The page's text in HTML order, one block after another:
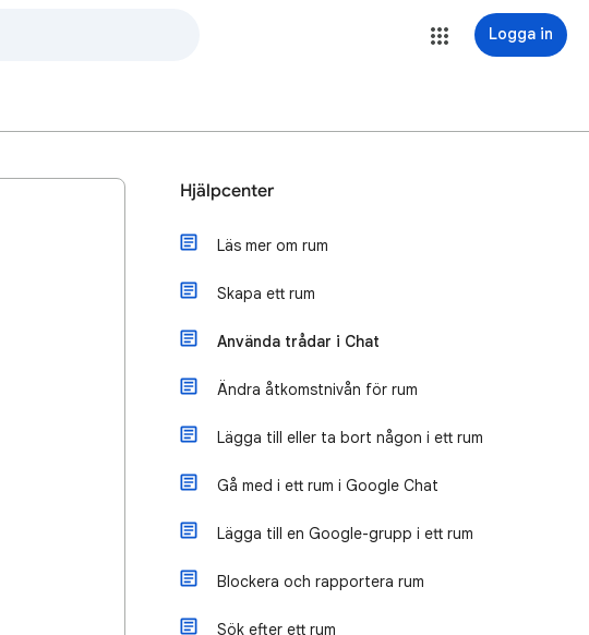
Logga in
Hjälpcenter
Läs mer om rum
Skapa ett rum
Använda trådar i Chat
Ändra åtkomstnivån för rum
Lägga till eller ta bort någon i ett rum
Gå med i ett rum i Google Chat
Lägga till en Google-grupp i ett rum
Blockera och rapportera rum
Sök efter ett rum